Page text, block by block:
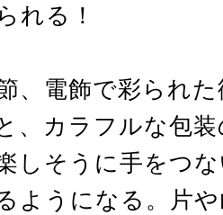
れる！
、電飾で彩られ
、カラフルな包
しそうに手をつ
ようになる。片